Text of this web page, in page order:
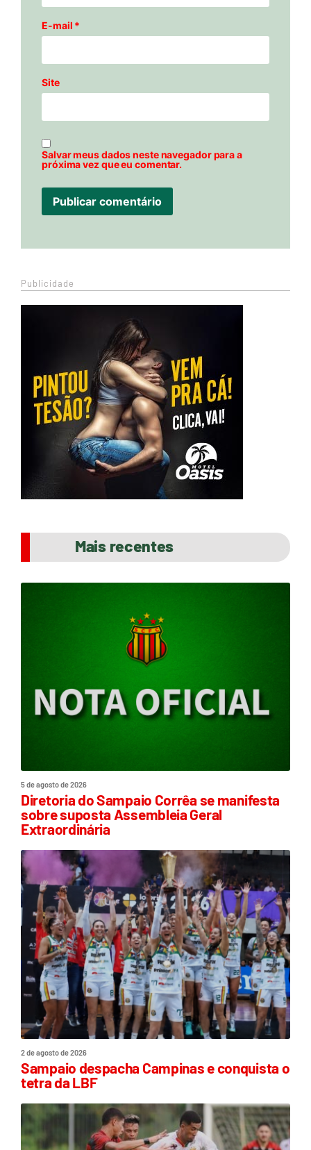
E-mail *
Site
Salvar meus dados neste navegador para a
próxima vez que eu comentar.
Publicidade
Mais recentes
5 de agosto de 2026
Diretoria do Sampaio Corrêa se manifesta
sobre suposta Assembleia Geral
Extraordinária
2 de agosto de 2026
Sampaio despacha Campinas e conquista o
tetra da LBF